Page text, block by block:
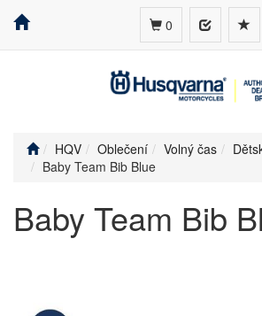
0
HQV Oblečení Volný čas
Baby Team Bib Blue
Baby Team Bib